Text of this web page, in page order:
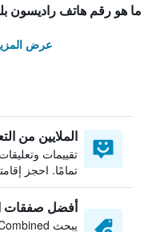
ما هو رقم هاتف راديسون بلو
عرض
الملايين من
تقييمات
تمامًا. احجز
أفضل صفقات